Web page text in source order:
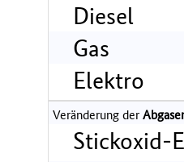
Diesel
Gas
Elektro
Veränderung der
Stickoxid-